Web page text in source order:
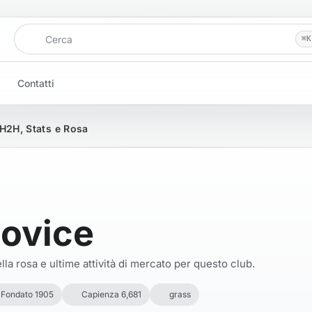
Cerca
⌘K
Contatti
Stats e Rosa
rosa e ultime attività di mercato per questo club.
Fondato 1905 Capienza 6,681 grass